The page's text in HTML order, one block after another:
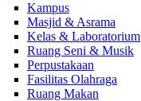
Kampus
Masjid & Asrama
Kelas & Laboratorium
Ruang Seni & Musik
Perpustakaan
Fasilitas Olahraga
Ruang Makan